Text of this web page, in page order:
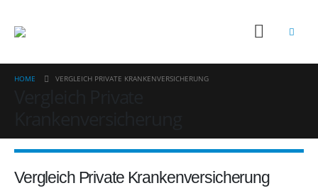
HOME VERGLEICH PRIVATE KRANKENVERSICHERUNG
Vergleich Private Krankenversicherung